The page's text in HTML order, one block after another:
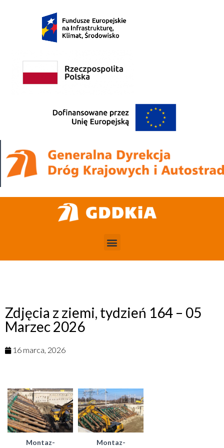
Zdjęcia z ziemi, tydzień 164 – 05
Marzec 2026
16 marca, 2026
Montaz-
Montaz-